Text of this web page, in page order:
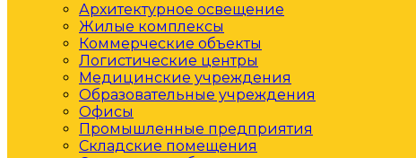
Архитектурное освещение
Жилые комплексы
Коммерческие объекты
Логистические центры
Медицинские учреждения
Образовательные учреждения
Офисы
Промышленные предприятия
Складские помещения